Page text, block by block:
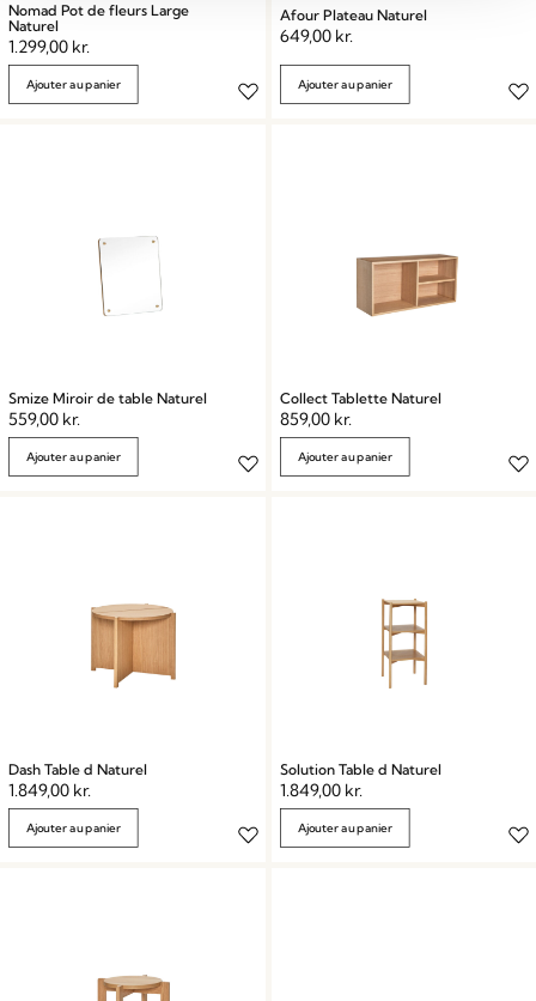
Nomad Pot de fleurs Large
Naturel
1.299,00 kr.
Ajouter au panier
Afour Plateau Naturel
649,00 kr.
Ajouter au panier
Smize Miroir de table Naturel
559,00 kr.
Ajouter au panier
Collect Tablette Naturel
859,00 kr.
Ajouter au panier
Dash Table d Naturel
1.849,00 kr.
Ajouter au panier
Solution Table d Naturel
1.849,00 kr.
Ajouter au panier